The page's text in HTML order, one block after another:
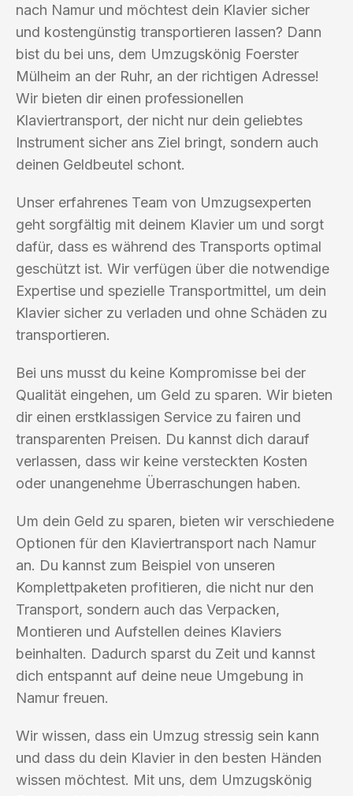
nach Namur und möchtest dein Klavier sicher
und kostengünstig transportieren lassen? Dann
bist du bei uns, dem Umzugskönig Foerster
Mülheim an der Ruhr, an der richtigen Adresse!
Wir bieten dir einen professionellen
Klaviertransport, der nicht nur dein geliebtes
Instrument sicher ans Ziel bringt, sondern auch
deinen Geldbeutel schont.
Unser erfahrenes Team von Umzugsexperten
geht sorgfältig mit deinem Klavier um und sorgt
dafür, dass es während des Transports optimal
geschützt ist. Wir verfügen über die notwendige
Expertise und spezielle Transportmittel, um dein
Klavier sicher zu verladen und ohne Schäden zu
transportieren.
Bei uns musst du keine Kompromisse bei der
Qualität eingehen, um Geld zu sparen. Wir bieten
dir einen erstklassigen Service zu fairen und
transparenten Preisen. Du kannst dich darauf
verlassen, dass wir keine versteckten Kosten
oder unangenehme Überraschungen haben.
Um dein Geld zu sparen, bieten wir verschiedene
Optionen für den Klaviertransport nach Namur
an. Du kannst zum Beispiel von unseren
Komplettpaketen profitieren, die nicht nur den
Transport, sondern auch das Verpacken,
Montieren und Aufstellen deines Klaviers
beinhalten. Dadurch sparst du Zeit und kannst
dich entspannt auf deine neue Umgebung in
Namur freuen.
Wir wissen, dass ein Umzug stressig sein kann
und dass du dein Klavier in den besten Händen
wissen möchtest. Mit uns, dem Umzugskönig